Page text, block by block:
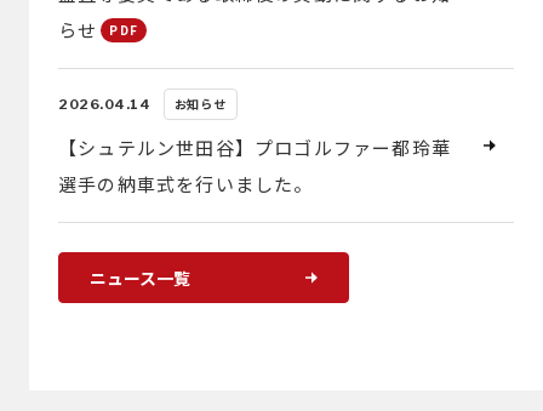
らせ
2026.04.14 お知らせ
【シュテルン世田谷】プロゴルファー都玲華
選手の納車式を行いました。
ニュース一覧